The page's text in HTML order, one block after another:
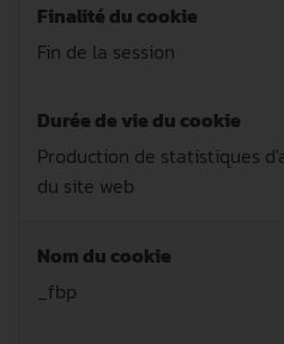
Finalité du cookie
Fin de la session
Durée de vie du cookie
Production de statistiques
du site web
Nom du cookie
_fbp